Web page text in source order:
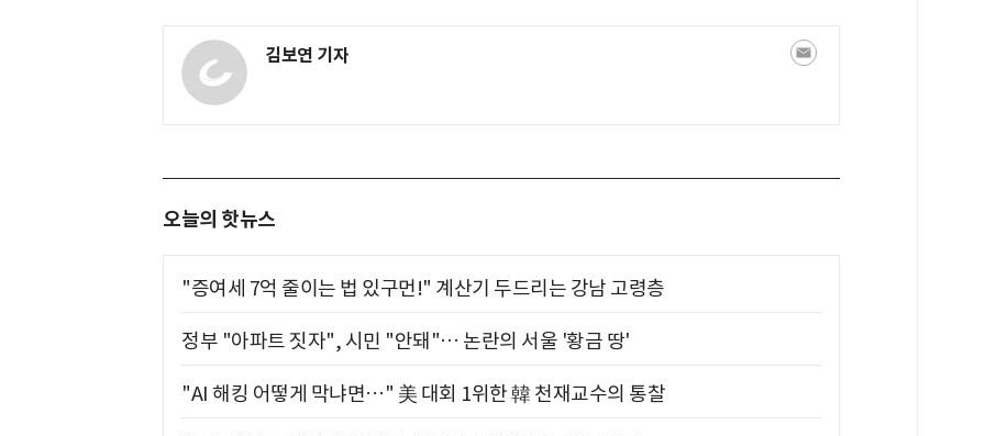
김보연 기자
오늘의 핫뉴스
"증여세 7억 줄이는 법 있구먼!" 계산기 두드리는 강남 고령층
정부 "아파트 짓자", 시민 "안돼"… 논란의 서울 '황금 땅'
"AI 해킹 어떻게 막냐면…" 美 대회 1위한 韓 천재교수의 통찰